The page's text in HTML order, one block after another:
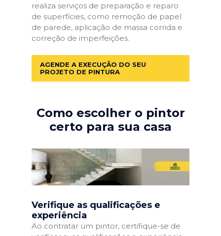
realiza serviços de preparação e reparo
de superfícies, como remoção de papel
de parede, aplicação de massa corrida e
correção de imperfeições.
AGENDE A EXECUÇÃO DO SEU
PROJETO DE PINTURA
Como escolher o pintor
certo para sua casa
Verifique as qualificações e
experiência
Ao contratar um pintor, certifique-se de